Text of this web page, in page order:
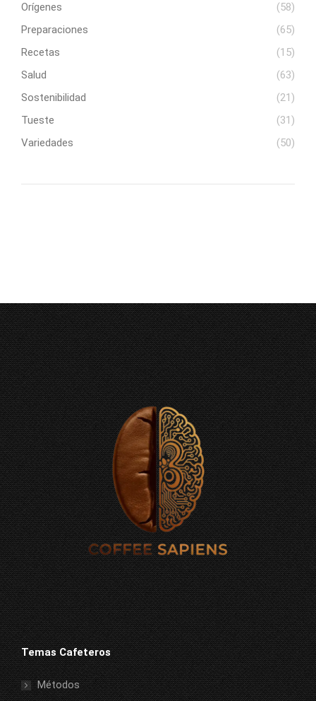
Orígenes
(58)
Preparaciones
(65)
Recetas
(15)
Salud
(63)
Sostenibilidad
(21)
Tueste
(31)
Variedades
(50)
Temas Cafeteros
Métodos